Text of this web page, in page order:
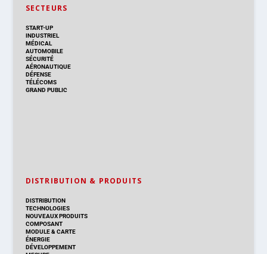
SECTEURS
START-UP
INDUSTRIEL
MÉDICAL
AUTOMOBILE
SÉCURITÉ
AÉRONAUTIQUE
DÉFENSE
TÉLÉCOMS
GRAND PUBLIC
DISTRIBUTION & PRODUITS
DISTRIBUTION
TECHNOLOGIES
NOUVEAUX PRODUITS
COMPOSANT
MODULE & CARTE
ÉNERGIE
DÉVELOPPEMENT